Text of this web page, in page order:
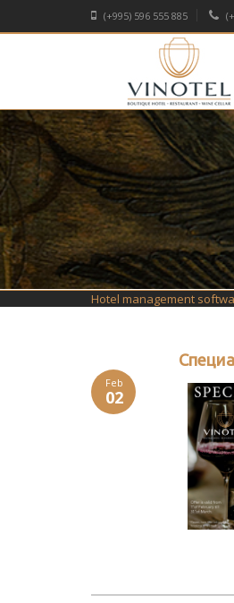
(+995) 596 555 885
Hotel management
Feb
02